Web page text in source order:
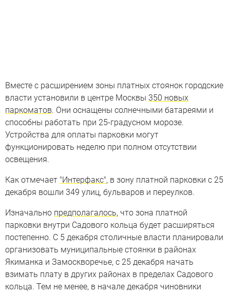
Вместе с расширением зоны платных стоянок городские
власти установили в центре Москвы 350 новых
паркоматов. Они оснащены солнечными батареями и
способны работать при 25-градусном морозе.
Устройства для оплаты парковки могут
функционировать неделю при полном отсутствии
освещения.
Как отмечает "Интерфакс", в зону платной парковки с 25
декабря вошли 349 улиц, бульваров и переулков.
Изначально предполагалось, что зона платной
парковки внутри Садового кольца будет расширяться
постепенно. С 5 декабря столичные власти планировали
организовать муниципальные стоянки в районах
Якиманка и Замоскворечье, с 25 декабря начать
взимать плату в других районах в пределах Садового
кольца. Тем не менее, в начале декабря чиновники